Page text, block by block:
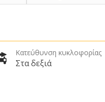
Κατεύθυνση κυκλοφορίας
Στα δεξιά